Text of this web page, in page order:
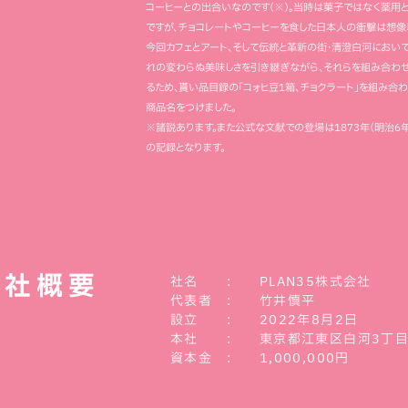
コーヒーとの出合いなのです（※）。当時は菓子ではなく薬用
ですが、チョコレートやコーヒーを食した日本人の衝撃は想像
今回カフェとアート、そして伝統と革新の街・清澄白河にお
れの変わらぬ美味しさを引き継ぎながら、それらを組み合わ
るため、貰い品目録の「コォヒ豆1箱、チョクラート」を組み合
商品名をつけました。
※諸説あります。また公式な文献での登場は1873年（明治6
の記録となります。
概要
社名 : PLAN35株式会社
代表者 : 竹井慎平
設立 : 2022年8月2日
本社 : 東京都江東区白河3丁
資本金 : 1,000,000円